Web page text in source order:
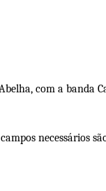
com a banda
necessários